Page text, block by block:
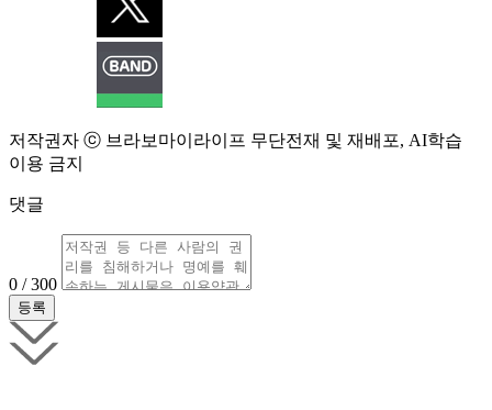
저작권자 ⓒ 브라보마이라이프 무단전재 및 재배포, AI학습
이용 금지
댓글
0 / 300